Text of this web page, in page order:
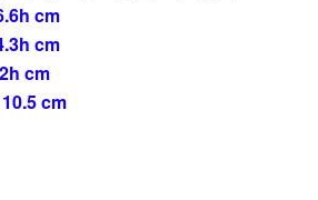
cm
cm
cm
cm